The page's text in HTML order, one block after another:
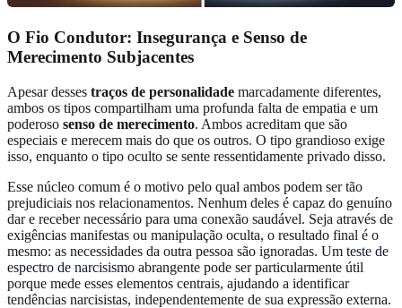
O Fio Condutor: Insegurança e Senso de
Merecimento Subjacentes
Apesar desses traços de personalidade marcadamente diferentes,
ambos os tipos compartilham uma profunda falta de empatia e um
poderoso senso de merecimento. Ambos acreditam que são
especiais e merecem mais do que os outros. O tipo grandioso exige
isso, enquanto o tipo oculto se sente ressentidamente privado disso.
Esse núcleo comum é o motivo pelo qual ambos podem ser tão
prejudiciais nos relacionamentos. Nenhum deles é capaz do genuíno
dar e receber necessário para uma conexão saudável. Seja através de
exigências manifestas ou manipulação oculta, o resultado final é o
mesmo: as necessidades da outra pessoa são ignoradas. Um teste de
espectro de narcisismo abrangente pode ser particularmente útil
porque mede esses elementos centrais, ajudando a identificar
tendências narcisistas, independentemente de sua expressão externa.